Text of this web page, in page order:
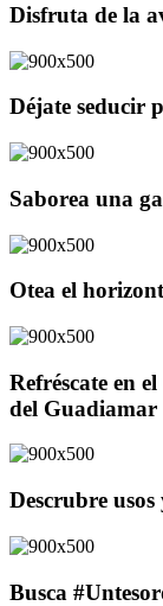
Disfruta de la
Déjate seducir
Saborea una
Otea el
Refréscate en
del Guadiamar
Descrubre
Busca